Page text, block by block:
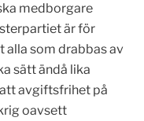
medborgare
är för
alla som drabbas av
sätt ändå lika
avgiftsfrihet på
oavsett